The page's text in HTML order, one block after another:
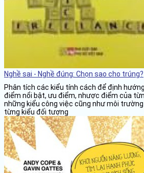
Nghề sai - Nghề đúng: Chọn sao cho trúng?
Phân tích các kiểu tính cách để định
điểm nổi bật, ưu điểm, nhược điểm của
những kiểu công việc cũng như môi
từng kiểu đối tượng